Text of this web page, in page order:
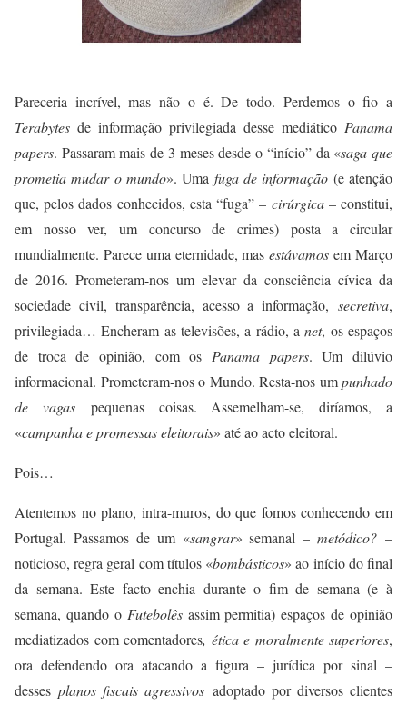
Pareceria incrível, mas não o é. De todo. Perdemos o fio a
Terabytes de informação privilegiada desse mediático Panama
papers. Passaram mais de 3 meses desde o “início” da «saga que
prometia mudar o mundo». Uma fuga de informação (e atenção
que, pelos dados conhecidos, esta “fuga” – cirúrgica– constitui,
em nosso ver, um concurso de crimes) posta a circular
mundialmente. Parece uma eternidade, masestávamos em Março
de 2016. Prometeram-nos um elevar da consciência cívica da
sociedade civil, transparência, acesso a informação, secretiva,
privilegiada… Encheram as televisões, a rádio, anet, os espaços
de troca de opinião, com os Panama papers. Um dilúvio
informacional. Prometeram-nos o Mundo. Resta-nos umpunhado
de vagaspequenas coisas. Assemelham-se, diríamos, a
«campanha e promessas eleitorais» até ao acto eleitoral.
Pois…
Atentemos no plano, intra-muros, do que fomos conhecendo em
Portugal. Passamos de um «sangrar» semanal –metódico? –
noticioso, regra geral com títulos «bombásticos» ao início do final
da semana. Este facto enchia durante o fim de semana (e à
semana, quando o Futebolêsassim permitia) espaços de opinião
mediatizados com comentadores, ética e moralmente superiores,
ora defendendo ora atacando a figura – jurídica por sinal –
dessesplanos fiscais agressivos adoptado por diversos clientes